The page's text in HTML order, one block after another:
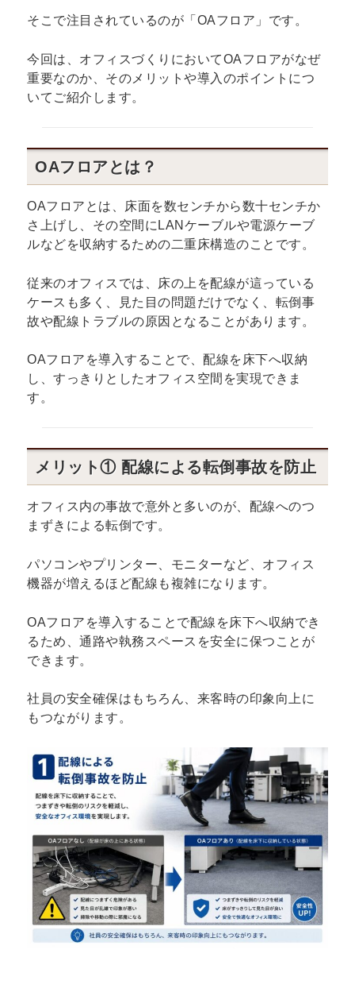
そこで注目されているのが「OAフロア」です。
今回は、オフィスづくりにおいてOAフロアがなぜ
重要なのか、そのメリットや導入のポイントにつ
いてご紹介します。
OAフロアとは？
OAフロアとは、床面を数センチから数十センチか
さ上げし、その空間にLANケーブルや電源ケーブ
ルなどを収納するための二重床構造のことです。
従来のオフィスでは、床の上を配線が這っている
ケースも多く、見た目の問題だけでなく、転倒事
故や配線トラブルの原因となることがあります。
OAフロアを導入することで、配線を床下へ収納
し、すっきりとしたオフィス空間を実現できま
す。
メリット① 配線による転倒事故を防止
オフィス内の事故で意外と多いのが、配線へのつ
まずきによる転倒です。
パソコンやプリンター、モニターなど、オフィス
機器が増えるほど配線も複雑になります。
OAフロアを導入することで配線を床下へ収納でき
るため、通路や執務スペースを安全に保つことが
できます。
社員の安全確保はもちろん、来客時の印象向上に
もつながります。